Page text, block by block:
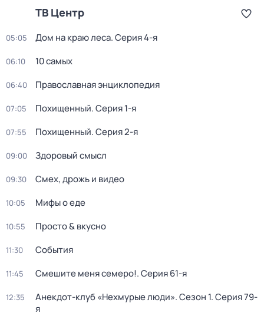
ТВ Центр
05:05 Дом на краю леса. Серия 4-я
06:10 10 самых
06:40 Православная энциклопедия
07:05 Похищенный. Серия 1-я
07:55 Похищенный. Серия 2-я
09:00 Здоровый смысл
09:30 Смех, дрожь и видео
10:05 Мифы о еде
10:55 Просто & вкусно
11:30 События
11:45 Смешите меня семеро!. Серия 61-я
12:35 Анекдот-клуб «Нехмурые люди». Сезон 1. Серия 79-
я